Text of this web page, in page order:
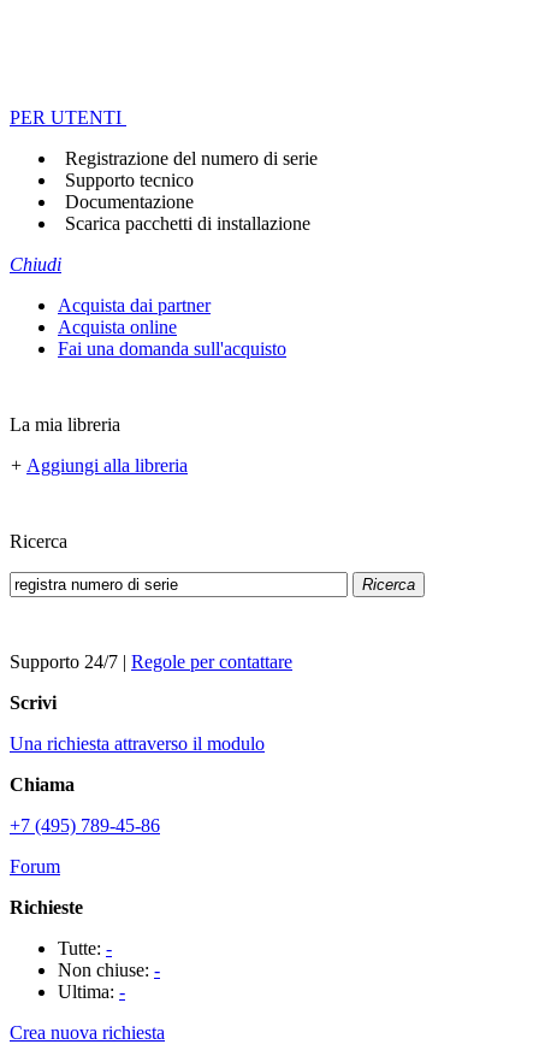
PER UTENTI
Registrazione del numero di serie
Supporto tecnico
Documentazione
Scarica pacchetti di installazione
Chiudi
Acquista dai partner
Acquista online
Fai una domanda sull'acquisto
La mia libreria
+ Aggiungi alla libreria
Ricerca
Ricerca
Supporto 24/7 | Regole per contattare
Scrivi
Una richiesta attraverso il modulo
Chiama
+7 (495) 789-45-86
Forum
Richieste
Tutte: -
Non chiuse: -
Ultima: -
Crea nuova richiesta